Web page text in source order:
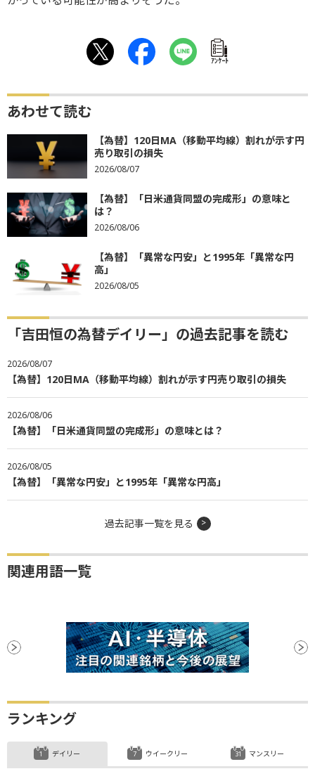
ｱﾝｹｰﾄ
あわせて読む
【為替】120日MA（移動平均線）割れが示す円
売り取引の損失
2026/08/07
【為替】「日米通貨同盟の完成形」の意味と
は？
2026/08/06
【為替】「異常な円安」と1995年「異常な円
高」
2026/08/05
「吉田恒の為替デイリー」の過去記事を読む
2026/08/07
【為替】120日MA（移動平均線）割れが示す円売り取引の損失
2026/08/06
【為替】「日米通貨同盟の完成形」の意味とは？
2026/08/05
【為替】「異常な円安」と1995年「異常な円高」
過去記事一覧を見る
関連用語一覧
ランキング
デイリー ウイークリー マンスリー